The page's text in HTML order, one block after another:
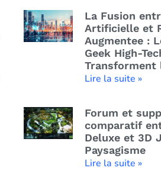
La Fusion
Artificielle et
Augmentee :
Geek High-
Transforment
Lire la suite »
Forum et
comparatif
Deluxe et 3D
Paysagisme
Lire la suite »